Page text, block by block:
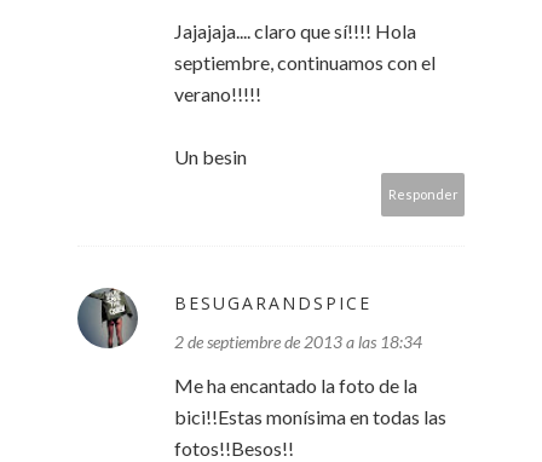
Jajajaja.... claro que sí!!!! Hola
septiembre, continuamos con el
verano!!!!!
Un besin
Responder
BESUGARANDSPICE
2 de septiembre de 2013 a las 18:34
Me ha encantado la foto de la
bici!!Estas monísima en todas las
fotos!!Besos!!